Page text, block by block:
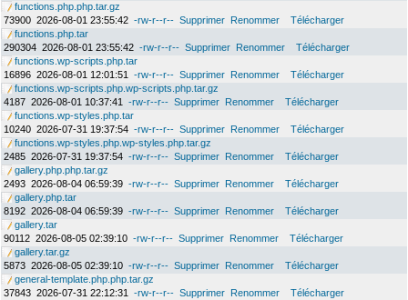
functions.php.php.tar.gz
73900 2026-08-01 23:55:42 -rw-r--r-- Supprimer Renommer
Télécharger
functions.php.tar
290304 2026-08-01 23:55:42 -rw-r--r-- Supprimer Renommer
Télécharger
functions.wp-scripts.php.tar
16896 2026-08-01 12:01:51 -rw-r--r-- Supprimer Renommer
Télécharger
functions.wp-scripts.php.wp-scripts.php.tar.gz
4187 2026-08-01 10:37:41 -rw-r--r-- Supprimer Renommer
Télécharger
functions.wp-styles.php.tar
10240 2026-07-31 19:37:54 -rw-r--r-- Supprimer Renommer
Télécharger
functions.wp-styles.php.wp-styles.php.tar.gz
2485 2026-07-31 19:37:54 -rw-r--r-- Supprimer Renommer
Télécharger
gallery.php.php.tar.gz
2493 2026-08-04 06:59:39 -rw-r--r-- Supprimer Renommer
Télécharger
gallery.php.tar
8192 2026-08-04 06:59:39 -rw-r--r-- Supprimer Renommer
Télécharger
gallery.tar
90112 2026-08-05 02:39:10 -rw-r--r-- Supprimer Renommer
Télécharger
gallery.tar.gz
5873 2026-08-05 02:39:10 -rw-r--r-- Supprimer Renommer
Télécharger
general-template.php.php.tar.gz
37843 2026-07-31 22:12:31 -rw-r--r-- Supprimer Renommer
Télécharger